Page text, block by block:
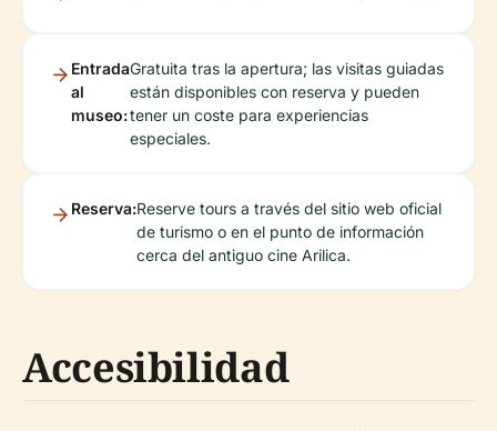
Entrada
al
museo:
Gratuita tras la apertura; las visitas guiadas
están disponibles con reserva y pueden
tener un coste para experiencias
especiales.
Reserva:Reserve tours a través del sitio web oficial
de turismo o en el punto de información
cerca del antiguo cine Arilica.
Accesibilidad